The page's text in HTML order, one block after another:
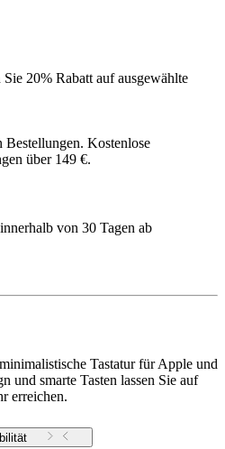
Sie 20% Rabatt auf ausgewählte
Kostenlose
über 149 €.
innerhalb von 30 Tagen ab
Tastatur für Apple und
und smarte Tasten lassen Sie auf
erreichen.